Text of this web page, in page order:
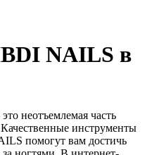
NAILS в
неотъемлемая часть
инструменты
помогут вам достичь